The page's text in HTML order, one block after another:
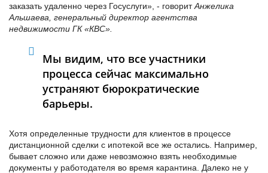
заказать удаленно через Госуслуги», - говоритАнжелика
Альшаева, генеральный директор агентства
недвижимости ГК «КВС».
Мы видим, что все участники
процесса сейчас максимально
устраняют бюрократические
барьеры.
Хотя определенные трудности для клиентов в процессе
дистанционной сделки с ипотекой все же остались. Например,
бывает сложно или даже невозможно взять необходимые
документы у работодателя во время карантина. Далеко не у